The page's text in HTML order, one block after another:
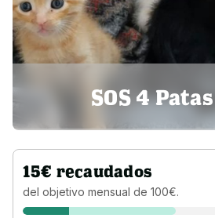
SOS 4
15€ recaudados
del objetivo mensual de 100€.